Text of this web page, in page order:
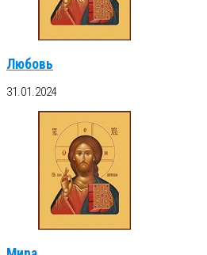
Любовь
31.01.2024